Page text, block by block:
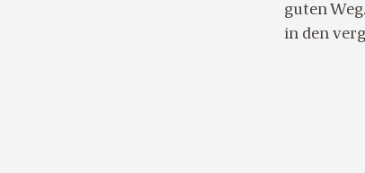
guten
in den